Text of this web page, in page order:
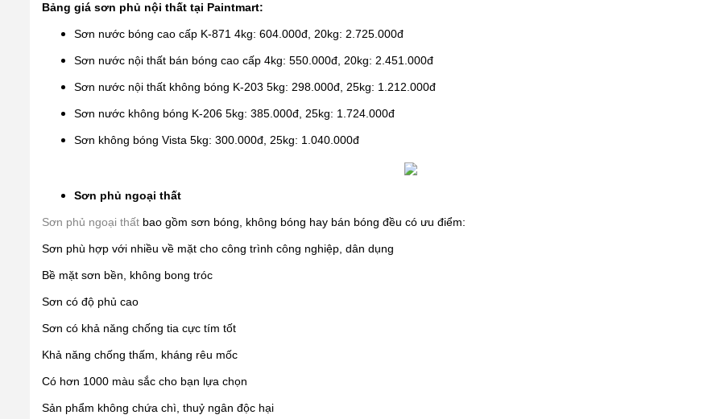
Bảng giá sơn phủ nội thất tại Paintmart:
Sơn nước bóng cao cấp K-871 4kg: 604.000đ, 20kg: 2.725.000đ
Sơn nước nội thất bán bóng cao cấp 4kg: 550.000đ, 20kg: 2.451.000đ
Sơn nước nội thất không bóng K-203 5kg: 298.000đ, 25kg: 1.212.000đ
Sơn nước không bóng K-206 5kg: 385.000đ, 25kg: 1.724.000đ
Sơn không bóng Vista 5kg: 300.000đ, 25kg: 1.040.000đ
Sơn phủ ngoại thất
Sơn phủ ngoại thất bao gồm sơn bóng, không bóng hay bán bóng đều có ưu điểm:
Sơn phù hợp với nhiều về mặt cho công trình công nghiệp, dân dụng
Bề mặt sơn bền, không bong tróc
Sơn có độ phủ cao
Sơn có khả năng chống tia cực tím tốt
Khả năng chống thấm, kháng rêu mốc
Có hơn 1000 màu sắc cho bạn lựa chọn
Sản phẩm không chứa chì, thuỷ ngân độc hại